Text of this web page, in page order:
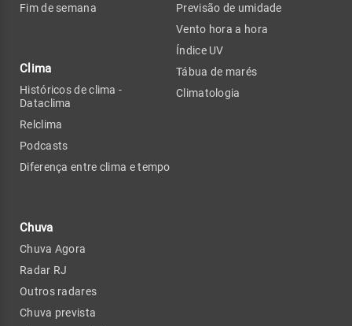
Fim de semana
Clima
Históricos de clima -
Dataclima
Relclima
Podcasts
Diferença entre clima e tempo
Chuva
Chuva Agora
Radar RJ
Outros radares
Chuva prevista
Previsão de umidade
Vento hora a hora
Índice UV
Tábua de marés
Climatologia